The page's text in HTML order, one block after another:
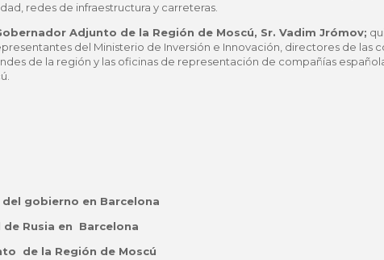
redes de infraestructura y carreteras.
Adjunto de la Región de Moscú, Sr. Vadim Jrómov;
del Ministerio de Inversión e Innovación, directores de las
de la región y las oficinas de representación de compañías
gobierno en Barcelona
de Rusia en Barcelona
de la Región de Moscú